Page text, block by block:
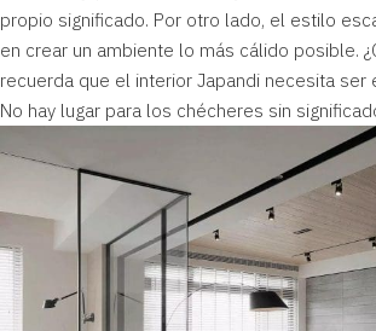
propio significado. Por otro lado, el estilo
en crear un ambiente lo más cálido posible.
recuerda que el interior Japandi necesita ser
No hay lugar para los chécheres sin